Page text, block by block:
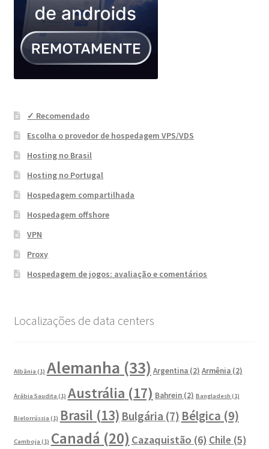
✓ Recomendado
Escolha o provedor de hospedagem VPS/VDS
Hosting no Brasil
Hosting no Portugal
Hospedagem compartilhada
Hospedagem offshore
VPN
Proxy
Hospedagem de jogos: avaliação e comentários
Localizações de data centers
Albânia (1) Alemanha (33) Argentina(2) Armênia(2)
Arábia Saudita (1) Austrália (17) Bahrein(2) Bangladesh (1)
Bielorrússia (1) Brasil (13) Bulgária (7) Bélgica (9)
Camboja (1) Canadá (20) Cazaquistão (6) Chile (5)